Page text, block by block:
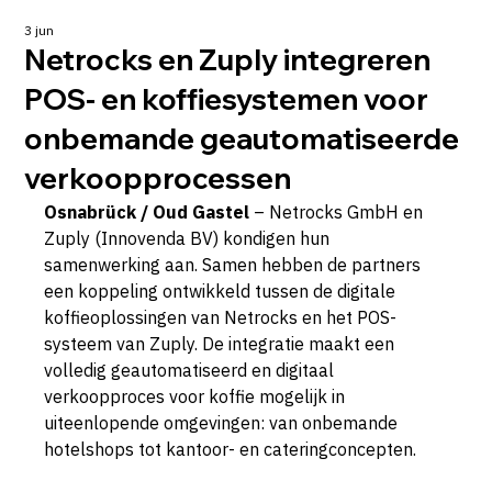
Netrocks en Zuply integreren
POS- en koffiesystemen voor
onbemande geautomatiseerde
verkoopprocessen
3 jun
Osnabrück / Oud Gastel – Netrocks GmbH en
Zuply (Innovenda BV) kondigen hun
samenwerking aan. Samen hebben de partners
een koppeling ontwikkeld tussen de digitale
koffieoplossingen van Netrocks en het POS-
systeem van Zuply. De integratie maakt een
volledig geautomatiseerd en digitaal
verkoopproces voor koffie mogelijk in
uiteenlopende omgevingen: van onbemande
hotelshops tot kantoor- en cateringconcepten.